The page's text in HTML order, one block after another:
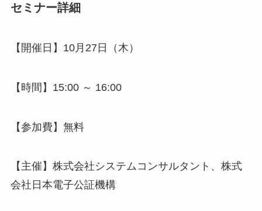
セミナー詳細
【開催日】10月27日（木）
【時間】15:00 ～ 16:00
【参加費】無料
【主催】株式会社システムコンサルタント、株式
会社日本電子公証機構